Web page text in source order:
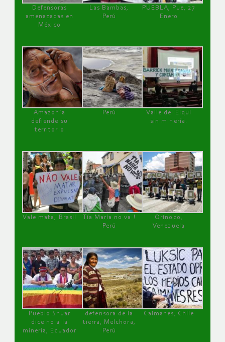
Defensoras
amenazadas en
México
Las Bambas,
Perú
PUEBLA, Pue, 27
Enero
Amazonía
defiende su
territorio
Perú
Valle del Elqui
sin minería.
Vale mata, Brasil
Tía María no va !
Perú
Orinoco,
Venezuela
Pueblo Shuar
dice no a la
minería, Ecuador
defensora de la
tierra, Melchora,
Perú
Caimanes, Chile